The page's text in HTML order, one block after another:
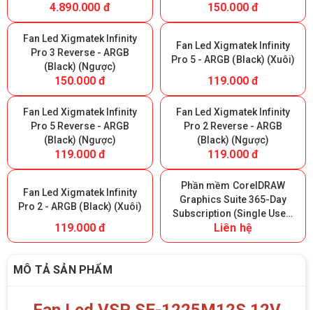
4.890.000 đ 150.000 đ
Fan Led Xigmatek Infinity
Pro 3 Reverse - ARGB
(Black) (Ngược)
150.000 đ
Fan Led Xigmatek Infinity
Pro 5 - ARGB (Black) (Xuôi)
119.000 đ
Fan Led Xigmatek Infinity
Pro 5 Reverse - ARGB
(Black) (Ngược)
119.000 đ
Fan Led Xigmatek Infinity
Pro 2 Reverse - ARGB
(Black) (Ngược)
119.000 đ
Fan Led Xigmatek Infinity
Pro 2 - ARGB (Black) (Xuôi)
119.000 đ
Phần mềm CorelDRAW
Graphics Suite 365-Day
Subscription (Single User)
- 365 ngày
Liên hệ
MÔ TẢ SẢN PHẨM